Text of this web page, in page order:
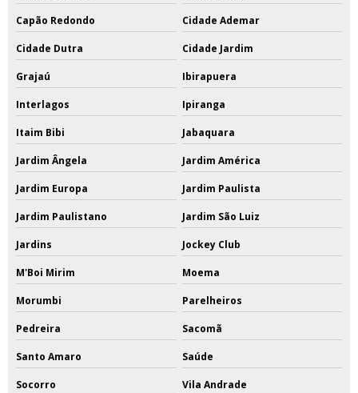
Capão Redondo Cidade Ademar
Cidade Dutra Cidade Jardim
Grajaú Ibirapuera
Interlagos Ipiranga
Itaim Bibi Jabaquara
Jardim Ângela Jardim América
Jardim Europa Jardim Paulista
Jardim Paulistano Jardim São Luiz
Jardins Jockey Club
M'Boi Mirim Moema
Morumbi Parelheiros
Pedreira Sacomã
Santo Amaro Saúde
Socorro Vila Andrade